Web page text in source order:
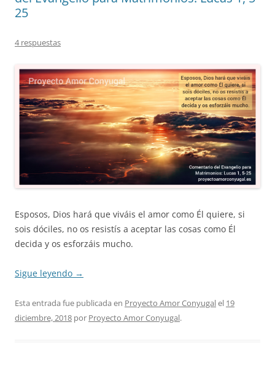
25
4 respuestas
Esposos, Dios hará que viváis el amor como Él quiere, si
sois dóciles, no os resistís a aceptar las cosas como Él
decida y os esforzáis mucho.
Sigue leyendo →
Esta entrada fue publicada en Proyecto Amor Conyugalel 19
diciembre, 2018 por Proyecto Amor Conyugal.